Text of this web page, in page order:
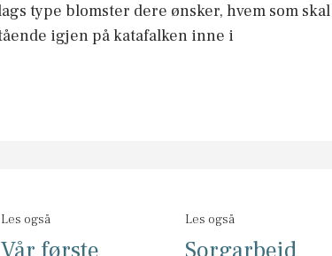
type blomster dere ønsker, hvem som skal
igjen på katafalken inne i
Les også Les også